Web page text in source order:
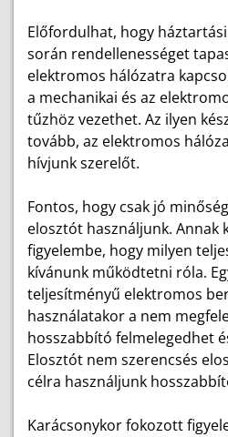
Előfordulhat, hogy
során rendellenességet
elektromos hálózatra
a mechanikai és az
tűzhöz vezethet. Az ilyen
tovább, az elektromos
hívjunk szerelőt.
Fontos, hogy csak jó
elosztót használjunk. Annak
figyelembe, hogy milyen
kívánunk működtetni róla.
teljesítményű elektromos
használatakor a nem
hosszabbító felmelegedhet
Elosztót nem szerencsés
célra használjunk
Karácsonykor fokozott